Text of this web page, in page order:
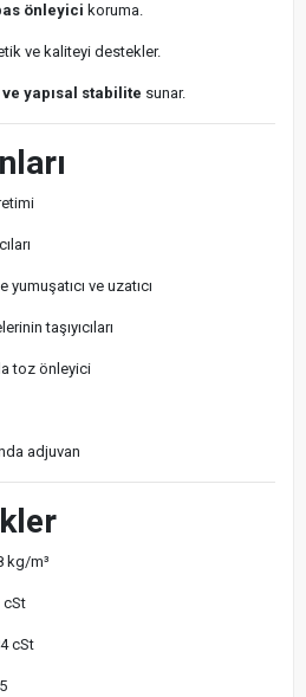
önleyici koruma.
ve kaliteyi destekler.
yapısal stabilite sunar.
ve uzatıcı
taşıyıcıları
toz önleyici
adjuvan
kg/m³
cSt
cSt